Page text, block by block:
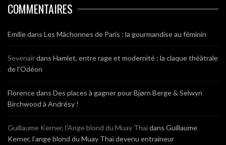
COMMENTAIRES
Emiliedans Les Mâchonnes de Paris : la gourmandise au féminin
Sevenairdans Hamlet, entre rage et modernité : la claque théâtrale
de l’Odéon
Florencedans Des places à gagner pour Bjørn Berge & Selwyn
Birchwood à Andrésy !
Guillaume Kerner, l’Ange blond du Muay Thaïdans Guillaume
Kerner, l’ange blond du Muay Thaï devenu entraineur